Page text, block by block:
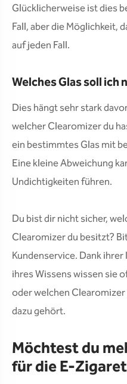
Glücklicherweise ist dies
Fall, aber die Möglichkeit,
auf jeden Fall.
Welches Glas soll ich
Dies hängt sehr stark
welcher Clearomizer du
ein bestimmtes Glas mit
Eine kleine Abweichung
Undichtigkeiten führen.
Du bist dir nicht sicher,
Clearomizer du besitzt?
Kundenservice. Dank
ihres Wissens wissen sie
oder welchen
dazu gehört.
Möchtest du
für die E-